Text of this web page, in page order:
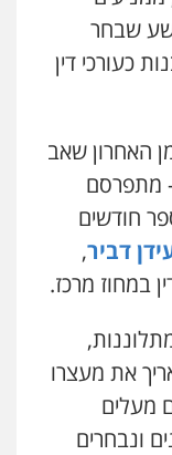
שבחר
כעורכי דין
האחרון שאב
מתפרסם
חודשים
דביר,
במחוז מרכז.
את מעצרו
מעלים
ונבחרים